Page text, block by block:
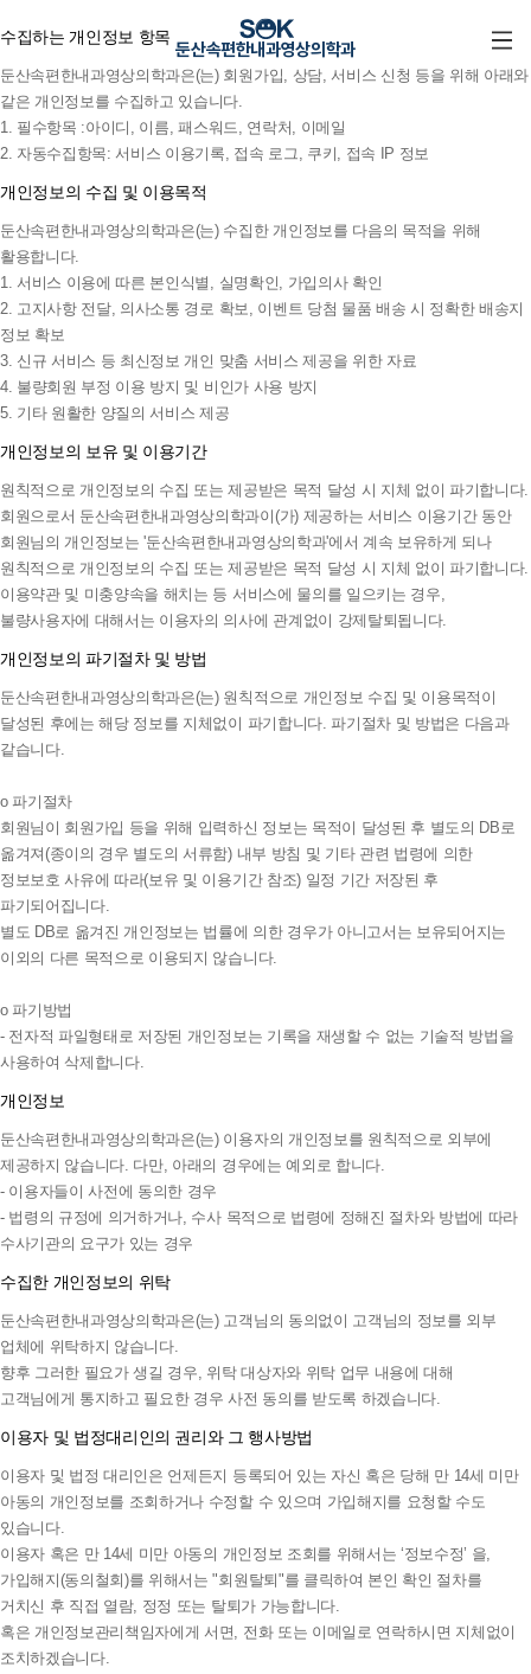
둔산속편한내과영상의학과
수집하는 개인정보 항목
둔산속편한내과영상의학과은(는) 회원가입, 상담, 서비스 신청 등을 위해 아래와
같은 개인정보를 수집하고 있습니다.
1. 필수항목 :아이디, 이름, 패스워드, 연락처, 이메일
2. 자동수집항목: 서비스 이용기록, 접속 로그, 쿠키, 접속 IP 정보
개인정보의 수집 및 이용목적
둔산속편한내과영상의학과은(는) 수집한 개인정보를 다음의 목적을 위해
활용합니다.
1. 서비스 이용에 따른 본인식별, 실명확인, 가입의사 확인
2. 고지사항 전달, 의사소통 경로 확보, 이벤트 당첨 물품 배송 시 정확한 배송지
정보 확보
3. 신규 서비스 등 최신정보 개인 맞춤 서비스 제공을 위한 자료
4. 불량회원 부정 이용 방지 및 비인가 사용 방지
5. 기타 원활한 양질의 서비스 제공
개인정보의 보유 및 이용기간
원칙적으로 개인정보의 수집 또는 제공받은 목적 달성 시 지체 없이 파기합니다.
회원으로서 둔산속편한내과영상의학과이(가) 제공하는 서비스 이용기간 동안
회원님의 개인정보는 '둔산속편한내과영상의학과'에서 계속 보유하게 되나
원칙적으로 개인정보의 수집 또는 제공받은 목적 달성 시 지체 없이 파기합니다.
이용약관 및 미충양속을 해치는 등 서비스에 물의를 일으키는 경우,
불량사용자에 대해서는 이용자의 의사에 관계없이 강제탈퇴됩니다.
개인정보의 파기절차 및 방법
둔산속편한내과영상의학과은(는) 원칙적으로 개인정보 수집 및 이용목적이
달성된 후에는 해당 정보를 지체없이 파기합니다. 파기절차 및 방법은 다음과
같습니다.
ο 파기절차
회원님이 회원가입 등을 위해 입력하신 정보는 목적이 달성된 후 별도의 DB로
옮겨져(종이의 경우 별도의 서류함) 내부 방침 및 기타 관련 법령에 의한
정보보호 사유에 따라(보유 및 이용기간 참조) 일정 기간 저장된 후
파기되어집니다.
별도 DB로 옮겨진 개인정보는 법률에 의한 경우가 아니고서는 보유되어지는
이외의 다른 목적으로 이용되지 않습니다.
ο 파기방법
- 전자적 파일형태로 저장된 개인정보는 기록을 재생할 수 없는 기술적 방법을
사용하여 삭제합니다.
개인정보
둔산속편한내과영상의학과은(는) 이용자의 개인정보를 원칙적으로 외부에
제공하지 않습니다. 다만, 아래의 경우에는 예외로 합니다.
- 이용자들이 사전에 동의한 경우
- 법령의 규정에 의거하거나, 수사 목적으로 법령에 정해진 절차와 방법에 따라
수사기관의 요구가 있는 경우
수집한 개인정보의 위탁
둔산속편한내과영상의학과은(는) 고객님의 동의없이 고객님의 정보를 외부
업체에 위탁하지 않습니다.
향후 그러한 필요가 생길 경우, 위탁 대상자와 위탁 업무 내용에 대해
고객님에게 통지하고 필요한 경우 사전 동의를 받도록 하겠습니다.
이용자 및 법정대리인의 권리와 그 행사방법
이용자 및 법정 대리인은 언제든지 등록되어 있는 자신 혹은 당해 만 14세 미만
아동의 개인정보를 조회하거나 수정할 수 있으며 가입해지를 요청할 수도
있습니다.
이용자 혹은 만 14세 미만 아동의 개인정보 조회를 위해서는 ‘정보수정’ 을,
가입해지(동의철회)를 위해서는 "회원탈퇴"를 클릭하여 본인 확인 절차를
거치신 후 직접 열람, 정정 또는 탈퇴가 가능합니다.
혹은 개인정보관리책임자에게 서면, 전화 또는 이메일로 연락하시면 지체없이
조치하겠습니다.